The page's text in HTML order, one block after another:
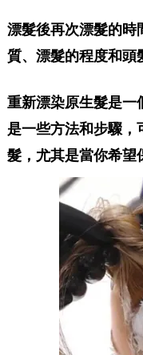
漂髮後再次漂髮的
質、漂髮的程度和頭
重新漂染原生髮是
是一些方法和步驟
髮，尤其是當你希望